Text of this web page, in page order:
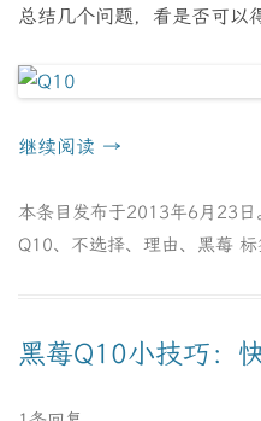
总结几个问题，看是否可以
继续阅读 →
本条目发布于2013年6月23日
Q10、 不选择、 理由、 黑莓 标
黑莓Q10小技巧：